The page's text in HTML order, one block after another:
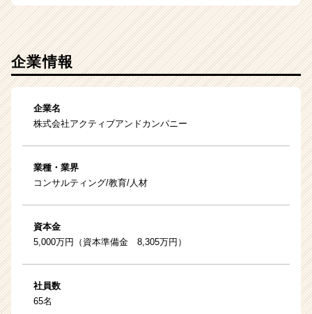
企業情報
企業名
株式会社アクティブアンドカンパニー
業種・業界
コンサルティング/教育/人材
資本金
5,000万円（資本準備金 8,305万円）
社員数
65名